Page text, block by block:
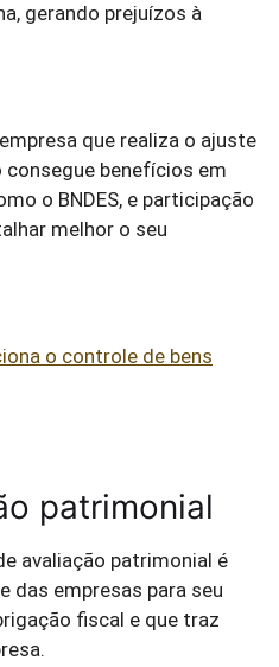
gerando prejuízos à
que realiza o ajuste
benefícios em
o BNDES, e participação
melhor o seu
o controle de bens
patrimonial
avaliação patrimonial é
das empresas para seu
fiscal e que traz